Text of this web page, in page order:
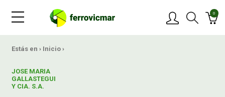
0
Estás en › Inicio ›
JOSE MARIA
GALLASTEGUI
Y CIA. S.A.